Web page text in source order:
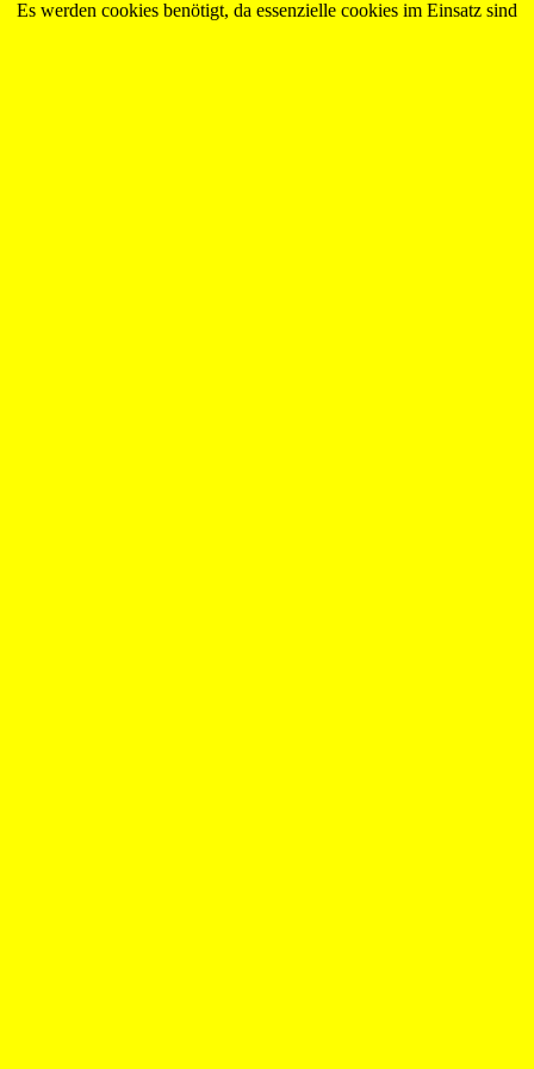
Es werden cookies benötigt, da essenzielle cookies im Einsatz sind